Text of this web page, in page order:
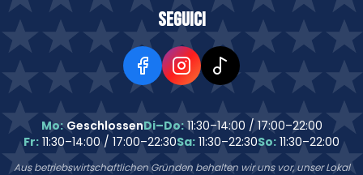
Seguici
Mo: GeschlossenDi–Do: 11:30–14:00 / 17:00–22:00
Fr: 11:30–14:00 / 17:00–22:30Sa: 11:30–22:30So: 11:30–22:00
Aus betriebswirtschaftlichen Gründen behalten wir uns vor, unser Lokal